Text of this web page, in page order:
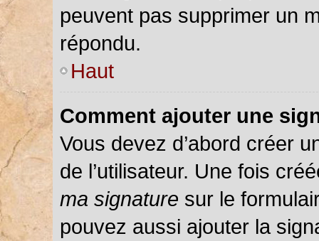
peuvent pas supprimer un
répondu.
Haut
Comment ajouter une
Vous devez d’abord créer
de l’utilisateur. Une fois
ma signature sur le
pouvez aussi ajouter la